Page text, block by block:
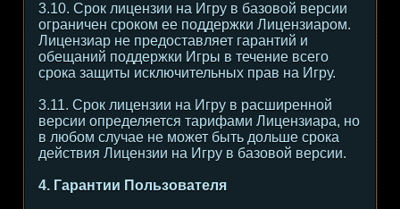
3.10. Срок лицензии на Игру в базовой версии
ограничен сроком ее поддержки Лицензиаром.
Лицензиар не предоставляет гарантий и
обещаний поддержки Игры в течение всего
срока защиты исключительных прав на Игру.
3.11. Срок лицензии на Игру в расширенной
версии определяется тарифами Лицензиара, но
в любом случае не может быть дольше срока
действия Лицензии на Игру в базовой версии.
4. Гарантии Пользователя